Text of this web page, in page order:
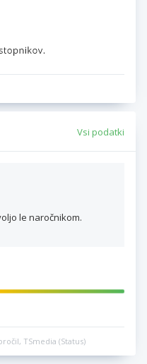
Vsi podatki
le naročnikom.
TSmedia (Status)